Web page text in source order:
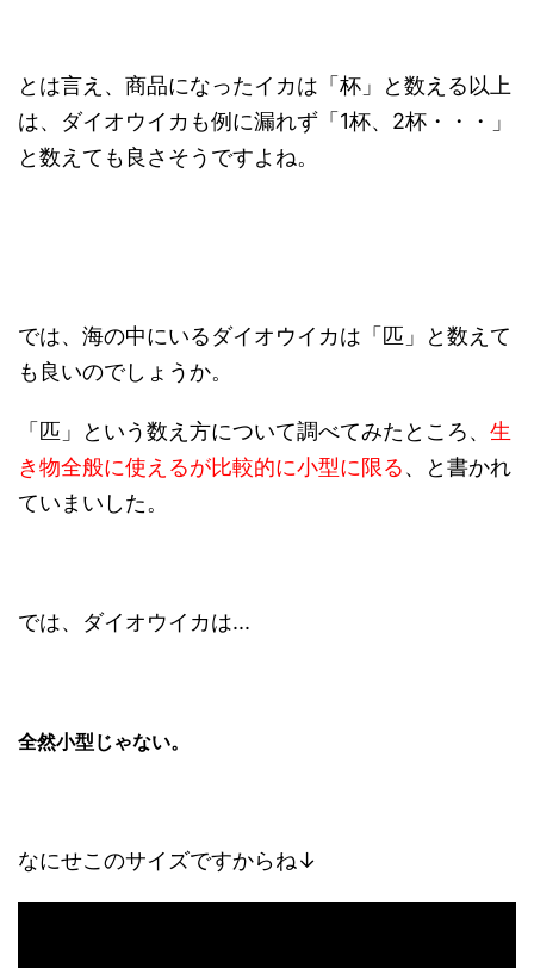
とは言え、商品になったイカは「杯」と数える以上
は、ダイオウイカも例に漏れず「1杯、2杯・・・」
と数えても良さそうですよね。
では、海の中にいるダイオウイカは「匹」と数えて
も良いのでしょうか。
「匹」という数え方について調べてみたところ、 生
き物全般に使えるが比較的に小型に限る、と書かれ
ていまいした。
では、ダイオウイカは...
全然小型じゃない。
なにせこのサイズですからね↓